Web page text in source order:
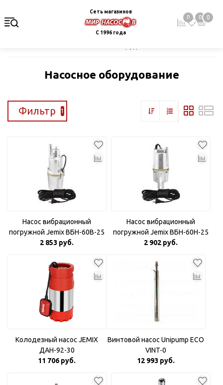
Сеть магазинов
С 1996 года
0 0 0
Насосное оборудование
Фильтр 1
Насос вибрационный
погружной Jemix ВБН-60В-25
Верхний забор воды
2 853 руб.
Насос вибрационный
погружной Jemix ВБН-60Н-25
Нижний забор воды
2 902 руб.
Колодезный насос JEMIX
ДАН-92-30
11 706 руб.
Винтовой насос Unipump ECO
VINT-0
12 993 руб.